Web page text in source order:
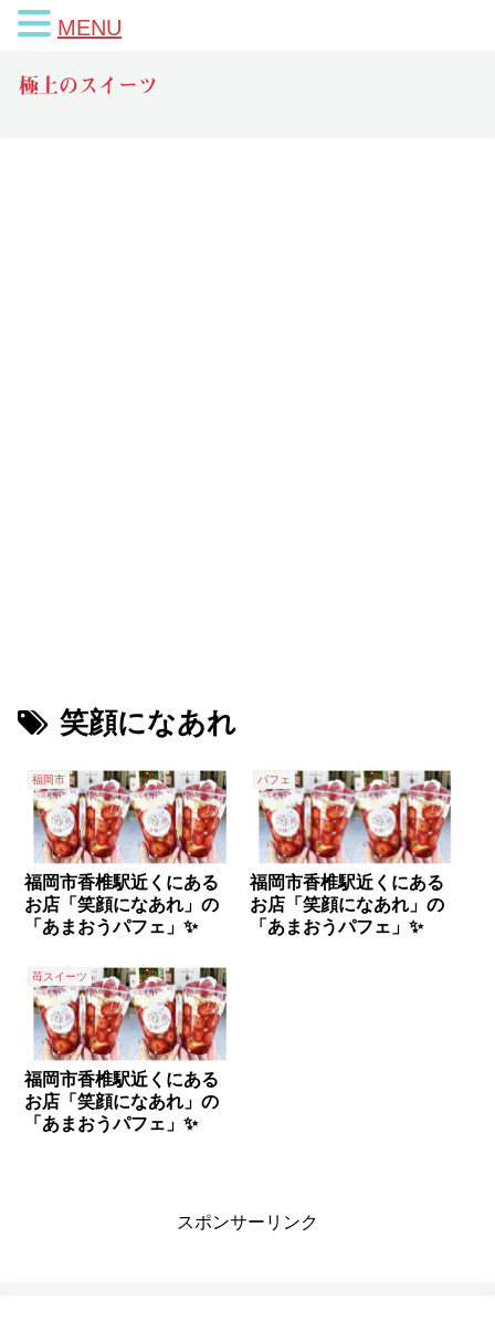
極上のスイーツ
笑顔になあれ
福岡市
福岡市香椎駅近くにある
お店「笑顔になあれ」の
「あまおうパフェ」✨
パフェ
福岡市香椎駅近くにある
お店「笑顔になあれ」の
「あまおうパフェ」✨
苺スイーツ
福岡市香椎駅近くにある
お店「笑顔になあれ」の
「あまおうパフェ」✨
スポンサーリンク
MENU